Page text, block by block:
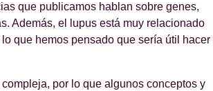
que publicamos hablan sobre genes,
Además, el lupus está muy relacionado
que hemos pensado que sería útil hacer
por lo que algunos conceptos y